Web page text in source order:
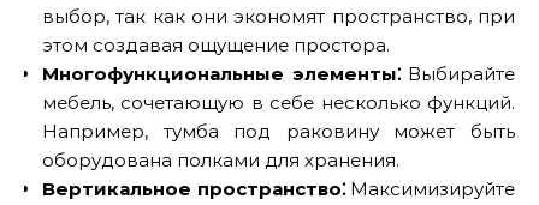
выбор, так как они экономят пространство, при
этом создавая ощущение простора.
Многофункциональные элементы⁚Выбирайте
мебель, сочетающую в себе несколько функций.
Например, тумба под раковину может быть
оборудована полками для хранения.
Вертикальное пространство⁚Максимизируйте